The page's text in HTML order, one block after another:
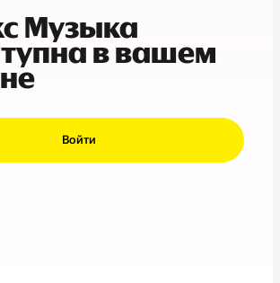
Музыка
в вашем
Войти